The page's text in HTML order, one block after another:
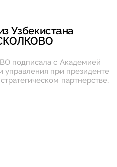
Узбекистана
СКОЛКОВО
подписала с Академией
управления при президенте
партнерстве.